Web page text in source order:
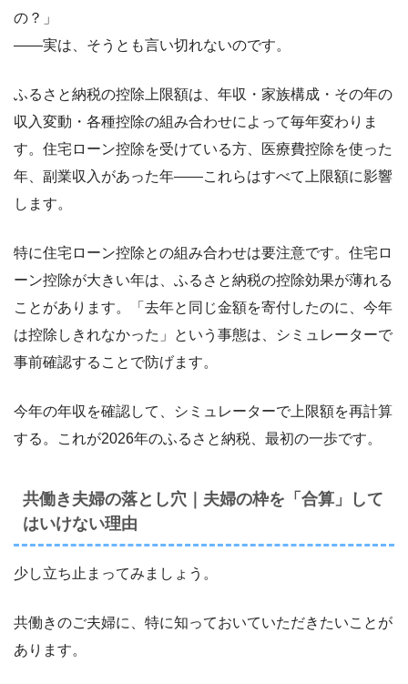
の？」
――実は、そうとも言い切れないのです。
ふるさと納税の控除上限額は、年収・家族構成・その年の
収入変動・各種控除の組み合わせによって毎年変わりま
す。住宅ローン控除を受けている方、医療費控除を使った
年、副業収入があった年――これらはすべて上限額に影響
します。
特に住宅ローン控除との組み合わせは要注意です。住宅ロ
ーン控除が大きい年は、ふるさと納税の控除効果が薄れる
ことがあります。「去年と同じ金額を寄付したのに、今年
は控除しきれなかった」という事態は、シミュレーターで
事前確認することで防げます。
今年の年収を確認して、シミュレーターで上限額を再計算
する。これが2026年のふるさと納税、最初の一歩です。
共働き夫婦の落とし穴｜夫婦の枠を「合算」して
はいけない理由
少し立ち止まってみましょう。
共働きのご夫婦に、特に知っておいていただきたいことが
あります。